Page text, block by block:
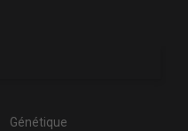
Génétique